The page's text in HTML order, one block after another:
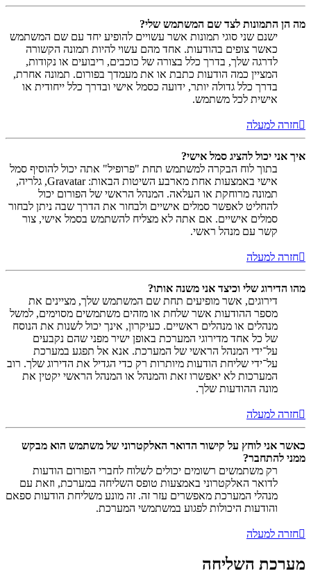
מה הן התמונות לצד שם המשתמש שלי?
ישנם שני סוגי תמונות אשר עשויים להופיע יחד עם שם המשתמש
כאשר צופים בהודעות. אחד מהם עשוי להיות תמונה הקשורה
לדרגה שלך, בדרך כלל בצורה של כוכבים, ריבועים או נקודות,
המציין כמה הודעות כתבת או את מעמדך בפורום. תמונה אחרת,
בדרך כלל גדולה יותר, ידועה כסמל אישי ובדרך כלל ייחודית או
אישית לכל משתמש.
חזרה למעלה
איך אני יכול להציג סמל אישי?
בתוך לוח הבקרה למשתמש תחת "פרופיל" אתה יכול להוסיף סמל
אישי באמצעות אחת מארבע השיטות הבאות: Gravatar, גלריה,
תמונה מרוחקת או העלאה. המנהל הראשי של הפורום יכול
להחליט לאפשר סמלים אישיים ולבחור את הדרך שבה ניתן לבחור
סמלים אישיים. אם אתה לא מצליח להשתמש בסמל אישי, צור
קשר עם מנהל ראשי.
חזרה למעלה
מהו הדירוג שלי וכיצד אני משנה אותו?
דירוגים, אשר מופיעים תחת שם המשתמש שלך, מציינים את
מספר ההודעות אשר שלחת או מזהים משתמשים מסוימים, למשל
מנהלים או מנהלים ראשיים. כעיקרון, אינך יכול לשנות את הנוסח
של כל אחד מדירוגי המערכת באופן ישיר מפני שהם נקבעים
על־ידי המנהל הראשי של המערכת. אנא אל תפגע במערכת
על־ידי שליחת הודעות מיותרות רק כדי הגדיל את הדירוג שלך. רוב
המערכות לא יאפשרו זאת והמנהל או המנהל הראשי יקטין את
מונה ההודעות שלך.
חזרה למעלה
כאשר אני לוחץ על קישור הדואר האלקטרוני של משתמש הוא מבקש
ממני להתחבר?
רק משתמשים רשומים יכולים לשלוח לחברי הפורום הודעות
לדואר האלקטרוני באמצעות טופס השליחה במערכת, וזאת עם
מנהלי המערכת מאפשרים עזר זה. זה מונע משליחת הודעות ספאם
והודעות היכולות לפגוע במשתמשי המערכת.
חזרה למעלה
מערכת השליחה